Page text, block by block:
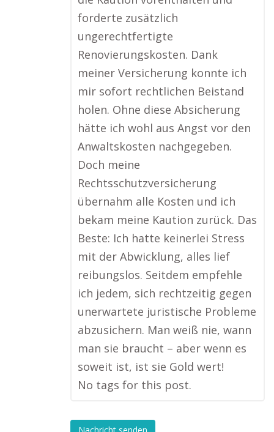
forderte zusätzlich
ungerechtfertigte
Renovierungskosten. Dank
meiner Versicherung konnte ich
mir sofort rechtlichen Beistand
holen. Ohne diese Absicherung
hätte ich wohl aus Angst vor den
Anwaltskosten nachgegeben.
Doch meine
Rechtsschutzversicherung
übernahm alle Kosten und ich
bekam meine Kaution zurück. Das
Beste: Ich hatte keinerlei Stress
mit der Abwicklung, alles lief
reibungslos. Seitdem empfehle
ich jedem, sich rechtzeitig gegen
unerwartete juristische Probleme
abzusichern. Man weiß nie, wann
man sie braucht – aber wenn es
soweit ist, ist sie Gold wert!
No tags for this post.